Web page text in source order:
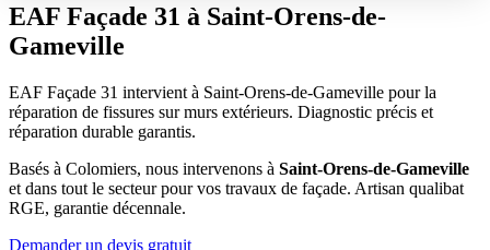
EAF Façade 31 à Saint-Orens-de-
Gameville
EAF Façade 31 intervient à Saint-Orens-de-Gameville pour la
réparation de fissures sur murs extérieurs. Diagnostic précis et
réparation durable garantis.
Basés à Colomiers, nous intervenons à Saint-Orens-de-Gameville
et dans tout le secteur pour vos travaux de façade. Artisan qualibat
RGE, garantie décennale.
Demander un devis gratuit